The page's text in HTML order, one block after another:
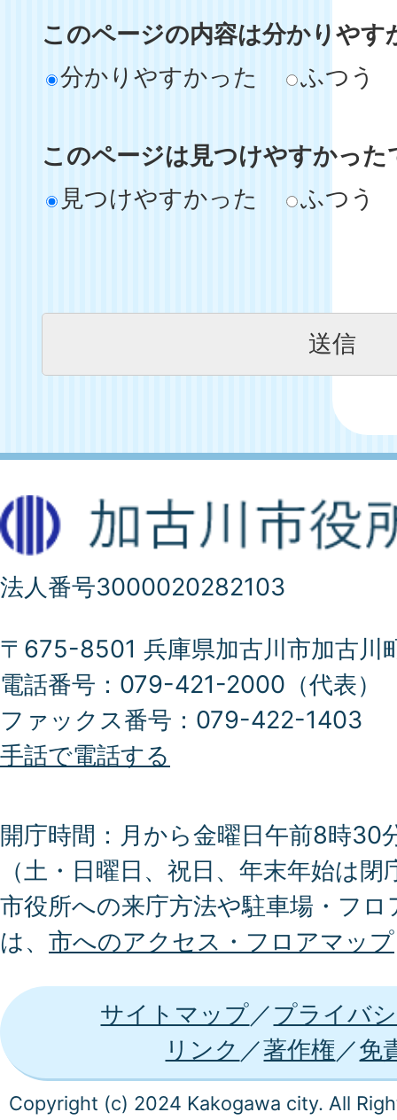
このページの内容は分かりやす
分かりやすかった
ふつう
このページは見つけやすかった
見つけやすかった
ふつう
法人番号3000020282103
〒675-8501 兵庫県加古川市加古川
電話番号：079-421-2000（代表）
ファックス番号：079-422-1403
手話で電話する
開庁時間：月から金曜日午前8時30
（土・日曜日、祝日、年末年始は閉
市役所への来庁方法や駐車場・フ
は、 市へのアクセス・フロアマップ
サイトマップ
プライバ
リンク
著作権 免
Copyright (c) 2024 Kakogawa city. All